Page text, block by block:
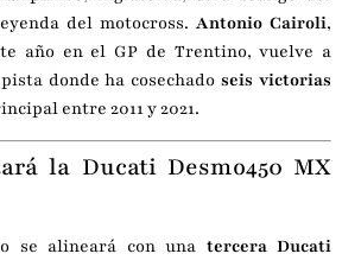
del motocross. Antonio Cairoli,
año en el GP de Trentino, vuelve a
donde ha cosechadoseis victorias
entre 2011 y 2021.
la Ducati Desmo450 MX
se alineará con una tercera Ducati